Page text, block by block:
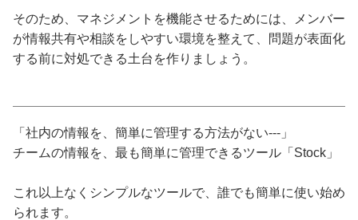
そのため、マネジメントを機能させるためには、メンバー
が情報共有や相談をしやすい環境を整えて、問題が表面化
する前に対処できる土台を作りましょう。
「社内の情報を、簡単に管理する方法がない---」
チームの情報を、最も簡単に管理できるツール「Stock」
これ以上なくシンプルなツールで、誰でも簡単に使い始め
られます。